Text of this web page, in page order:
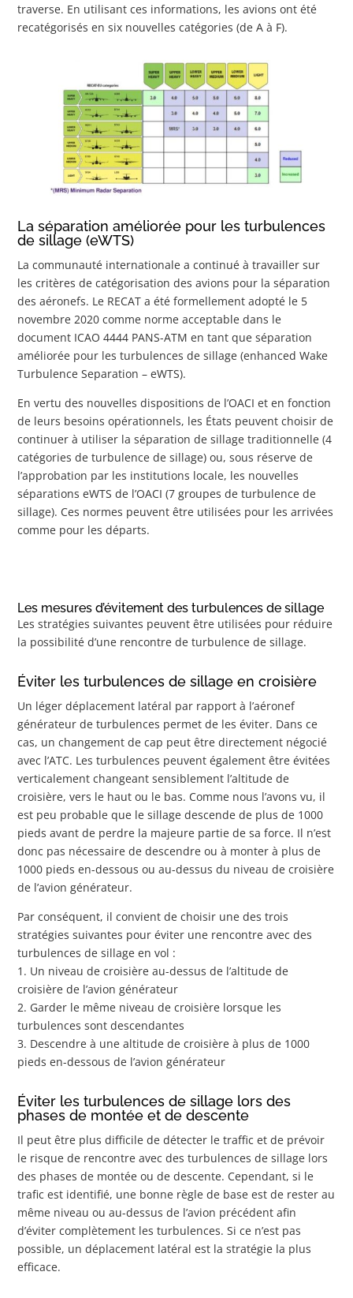
traverse. En utilisant ces informations, les avions ont été
recatégorisés en six nouvelles catégories (de A à F).
La séparation améliorée pour les turbulences
de sillage (eWTS)
La communauté internationale a continué à travailler sur
les critères de catégorisation des avions pour la séparation
des aéronefs. Le RECAT a été formellement adopté le 5
novembre 2020 comme norme acceptable dans le
document ICAO 4444 PANS-ATM en tant que séparation
améliorée pour les turbulences de sillage (enhanced Wake
Turbulence Separation – eWTS).
En vertu des nouvelles dispositions de l’OACI et en fonction
de leurs besoins opérationnels, les États peuvent choisir de
continuer à utiliser la séparation de sillage traditionnelle (4
catégories de turbulence de sillage) ou, sous réserve de
l’approbation par les institutions locale, les nouvelles
séparations eWTS de l’OACI (7 groupes de turbulence de
sillage). Ces normes peuvent être utilisées pour les arrivées
comme pour les départs.
Les mesures d’évitement des turbulences de sillage
Les stratégies suivantes peuvent être utilisées pour réduire
la possibilité d’une rencontre de turbulence de sillage.
Éviter les turbulences de sillage en croisière
Un léger déplacement latéral par rapport à l’aéronef
générateur de turbulences permet de les éviter. Dans ce
cas, un changement de cap peut être directement négocié
avec l’ATC. Les turbulences peuvent également être évitées
verticalement changeant sensiblement l’altitude de
croisière, vers le haut ou le bas. Comme nous l’avons vu, il
est peu probable que le sillage descende de plus de 1000
pieds avant de perdre la majeure partie de sa force. Il n’est
donc pas nécessaire de descendre ou à monter à plus de
1000 pieds en-dessous ou au-dessus du niveau de croisière
de l’avion générateur.
Par conséquent, il convient de choisir une des trois
stratégies suivantes pour éviter une rencontre avec des
turbulences de sillage en vol :
1. Un niveau de croisière au-dessus de l’altitude de
croisière de l’avion générateur
2. Garder le même niveau de croisière lorsque les
turbulences sont descendantes
3. Descendre à une altitude de croisière à plus de 1000
pieds en-dessous de l’avion générateur
Éviter les turbulences de sillage lors des
phases de montée et de descente
Il peut être plus difficile de détecter le traffic et de prévoir
le risque de rencontre avec des turbulences de sillage lors
des phases de montée ou de descente. Cependant, si le
trafic est identifié, une bonne règle de base est de rester au
même niveau ou au-dessus de l’avion précédent afin
d’éviter complètement les turbulences. Si ce n’est pas
possible, un déplacement latéral est la stratégie la plus
efficace.